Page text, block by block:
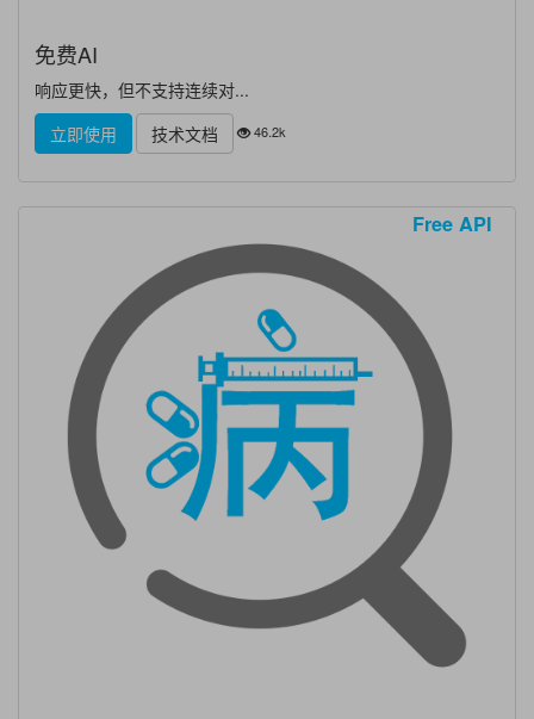
免费AI
响应更快，但不支持连续对...
立即使用
技术文档 46.2k
Free API